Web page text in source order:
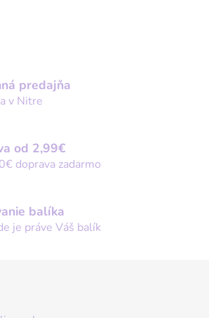
predajňa
v Nitre
od 2,99€
doprava zadarmo
balíka
je práve Váš balík